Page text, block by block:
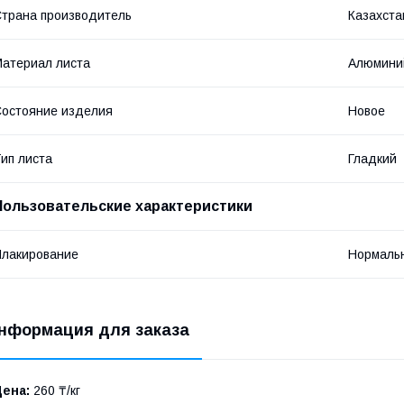
производитель
листа
изделия Новое
листа Гладкий
характеристики
для заказа
260 ₸/кг